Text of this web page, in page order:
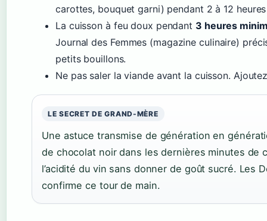
carottes, bouquet garni) pendant 2 à 12
La cuisson à feu doux pendant 3 heures
Journal des Femmes (magazine culinaire)
petits bouillons.
Ne pas saler la viande avant la cuisson.
LE SECRET DE GRAND-MÈRE
Une astuce transmise de génération en
de chocolat noir dans les dernières minutes de
l’acidité du vin sans donner de goût sucré. Les
confirme ce tour de main.